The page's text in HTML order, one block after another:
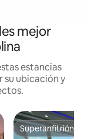
mejor
estancias
su ubicación y
Superanfitrión
Superanfitrión